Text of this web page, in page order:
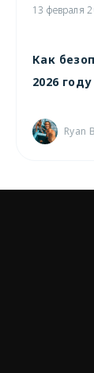
13 февраля
Как
2026
Ryan